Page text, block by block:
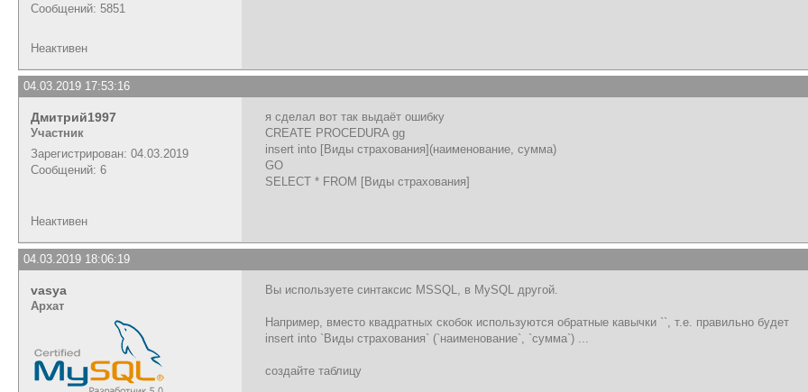
Сообщений: 5851
Неактивен
04.03.2019 17:53:16
Дмитрий1997
Участник
Зарегистрирован: 04.03.2019
Сообщений: 6
я сделал вот так выдаёт ошибку
CREATE PROCEDURA gg
insert into [Виды страхования](наименование, сумма)
GO
SELECT * FROM [Виды страхования]
Неактивен
04.03.2019 18:06:19
vasya
Архат
Вы используете синтаксис MSSQL, в MySQL другой.
Например, вместо квадратных скобок используются обратные кавычки ``, т.е. правильно будет
insert into `Виды страхования` (`наименование`, `сумма`) ...
создайте таблицу